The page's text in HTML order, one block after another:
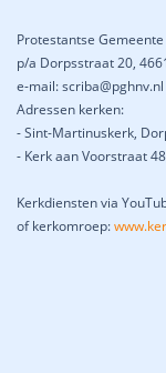
Protestantse
p/a Dorpsstraat 20,
e-mail:
Adressen kerken:
- Sint-Martinuskerk,
- Kerk aan Voorstraat
Kerkdiensten via
of kerkomroep: